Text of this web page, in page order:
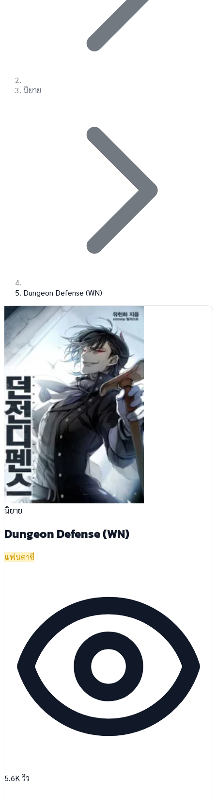
นิยาย
Dungeon Defense (WN)
นิยาย
Dungeon Defense (WN)
แฟนตาซี
5.6K วิว